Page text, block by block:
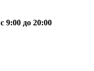
с 9:00 до 20:00